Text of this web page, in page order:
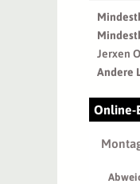
Jerxen
Andere
Online-